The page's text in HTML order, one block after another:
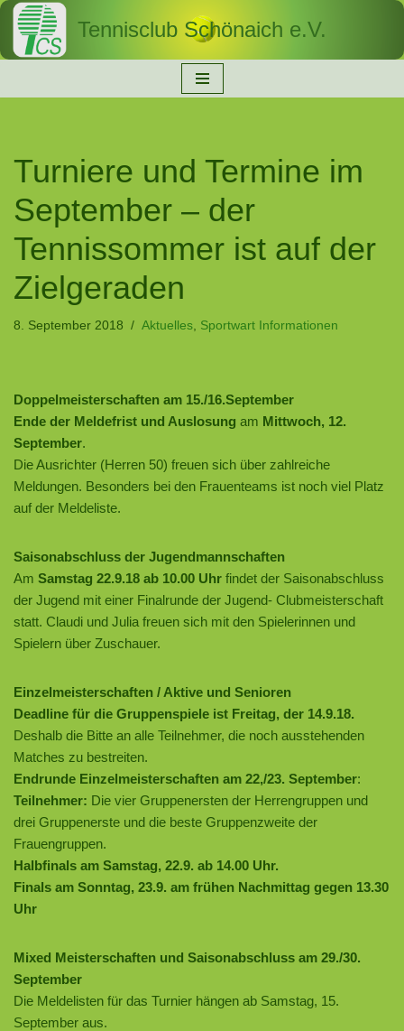
Zum
Tennisclub Schönaich e.V.
Turniere und Termine im
September – der
Tennissommer ist auf der
Zielgeraden
8. September 2018 Aktuelles, Sportwart Informationen
Doppelmeisterschaften am 15./16.September
Ende der Meldefrist und Auslosung am Mittwoch, 12.
September.
Die Ausrichter (Herren 50) freuen sich über zahlreiche
Meldungen. Besonders bei den Frauenteams ist noch viel Platz
auf der Meldeliste.
Saisonabschluss der Jugendmannschaften
Am Samstag 22.9.18 ab 10.00 Uhr findet der Saisonabschluss
der Jugend mit einer Finalrunde der Jugend- Clubmeisterschaft
statt. Claudi und Julia freuen sich mit den Spielerinnen und
Spielern über Zuschauer.
Einzelmeisterschaften / Aktive und Senioren
Deadline für die Gruppenspiele ist Freitag, der 14.9.18.
Deshalb die Bitte an alle Teilnehmer, die noch ausstehenden
Matches zu bestreiten.
Endrunde Einzelmeisterschaften am 22,/23. September:
Teilnehmer: Die vier Gruppenersten der Herrengruppen und
drei Gruppenerste und die beste Gruppenzweite der
Frauengruppen.
Halbfinals am Samstag, 22.9. ab 14.00 Uhr.
Finals am Sonntag, 23.9. am frühen Nachmittag gegen 13.30
Uhr
Mixed Meisterschaften und Saisonabschluss am 29./30.
September
Die Meldelisten für das Turnier hängen ab Samstag, 15.
September aus.